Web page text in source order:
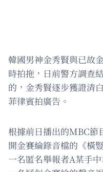
韓國男神金秀賢與已故
時拍拖，日前警方調查
的，金秀賢逐步獲證清
菲律賓拍廣告。
根據前日播出的MBC
開金賽綸錄音檔的《橫
一名匿名舉報者A某手